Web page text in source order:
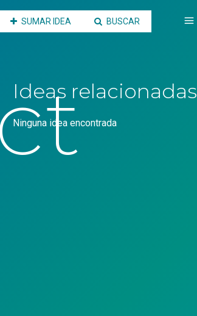
SUMAR IDEA BUSCAR
Ideas relacionadas
Ninguna idea encontrada